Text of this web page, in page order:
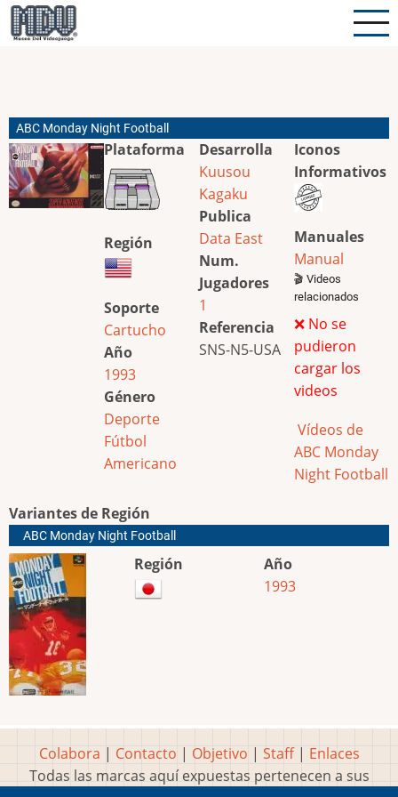
Pasar
al
ABC Monday Night Football
Plataforma
Región
Soporte
Cartucho
Año
1993
Género
Deporte
Fútbol
Americano
Desarrolla
Kuusou
Kagaku
Publica
Data East
Num.
Jugadores
1
Referencia
SNS-N5-USA
Iconos
Informativos
Manuales
Manual
🎬 Videos
relacionados
❌ No se
pudieron
cargar los
videos
Vídeos de
ABC Monday
Night Football
Variantes de Región
ABC Monday Night Football
Región
Año
1993
Colabora | Contacto | Objetivo | Staff| Enlaces
Todas las marcas aquí expuestas pertenecen a sus